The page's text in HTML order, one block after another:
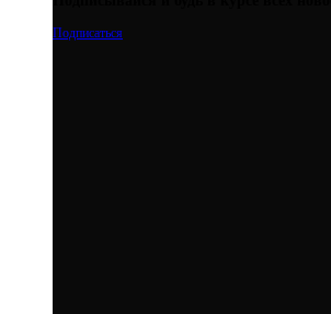
Подписаться